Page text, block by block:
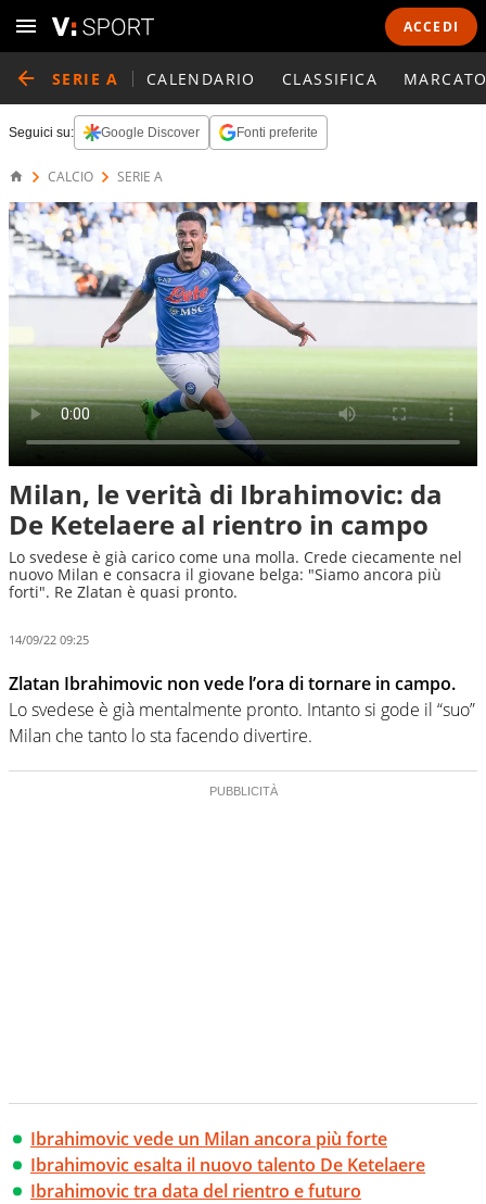
ACCEDI
SERIE A CALENDARIO CLASSIFICA
Seguici su: Google Discover Fonti preferite
CALCIO SERIE A
Milan, le verità di Ibrahimovic: da
De Ketelaere al rientro in campo
Lo svedese è già carico come una molla. Crede ciecamente nel
nuovo Milan e consacra il giovane belga: "Siamo ancora più
forti". Re Zlatan è quasi pronto.
14/09/22 09:25
Zlatan Ibrahimovic non vede l’ora di tornare in campo.
Lo svedese è già mentalmente pronto. Intanto si gode il “suo”
Milan che tanto lo sta facendo divertire.
Ibrahimovic vede un Milan ancora più forte
Ibrahimovic esalta il nuovo talento De Ketelaere
Ibrahimovic tra data del rientro e futuro